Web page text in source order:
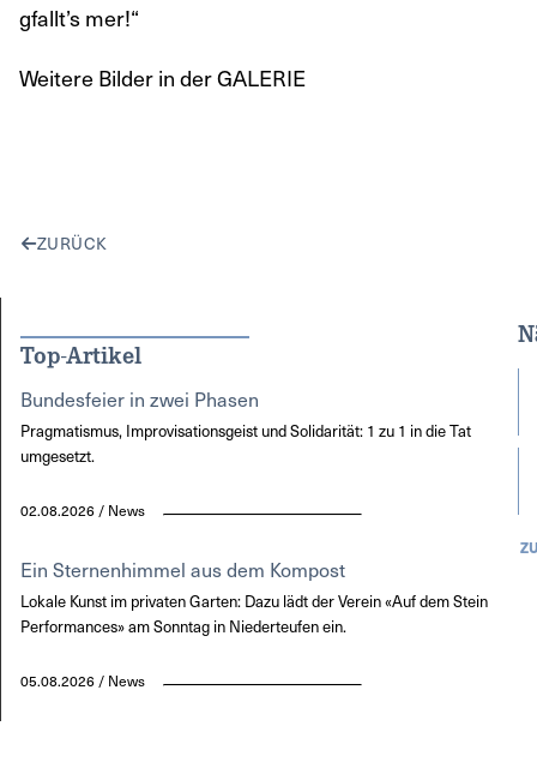
gfallt’s mer!“
Weitere Bilder in der GALERIE
ZURÜCK
Top-Artikel
Bundesfeier in zwei Phasen
Pragmatismus, Improvisationsgeist und Solidarität: 1 zu 1 in die Tat
umgesetzt.
02.08.2026 / News
Ein Sternenhimmel aus dem Kompost
Lokale Kunst im privaten Garten: Dazu lädt der Verein «Auf dem Stein
Performances» am Sonntag in Niederteufen ein.
05.08.2026 / News